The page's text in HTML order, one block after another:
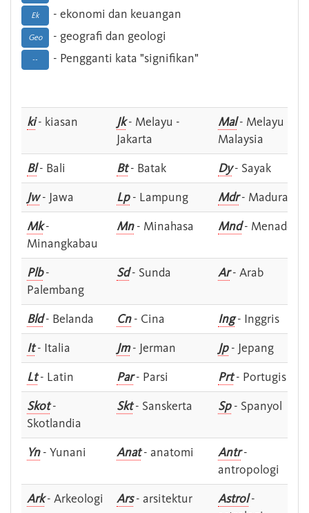
Ek - ekonomi dan keuangan
Geo - geografi dan geologi
-- - Pengganti kata "signifikan"
ki- kiasan Jk- Melayu -
Jakarta
Mal- Melayu -
Malaysia
Bl- Bali Bt- Batak Dy- Sayak
Jw- Jawa Lp- Lampung Mdr- Madura
Mk-
Minangkabau
Mn- Minahasa Mnd- Menado
Plb-
Palembang
Sd- Sunda Ar- Arab
Bld- Belanda Cn- Cina Ing- Inggris
It- Italia Jm- Jerman Jp- Jepang
Lt- Latin Par- Parsi Prt- Portugis
Skot-
Skotlandia
Skt- Sanskerta Sp- Spanyol
Yn- Yunani Anat- anatomi Antr-
antropologi
Ark- Arkeologi Ars- arsitektur Astrol-